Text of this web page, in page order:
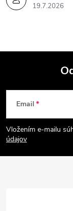
19.7.2026
Z
á
p
Email
Vložením e-mailu
údajov